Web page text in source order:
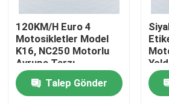
Kalite kontrol
Bize Ulaşın
Blog
120KM/H Euro 4
Motosikletler Model
K16, NC250 Motorlu
Avrupa Tarzı
Motosikletler
Talep Gönder